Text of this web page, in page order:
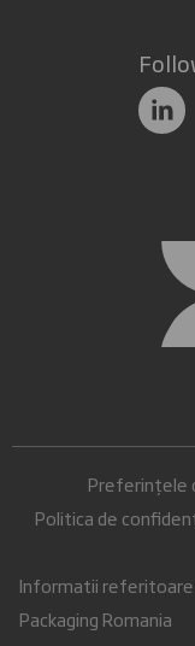
Preferințele
Politica de
Informatii referitoare
Packaging Romania